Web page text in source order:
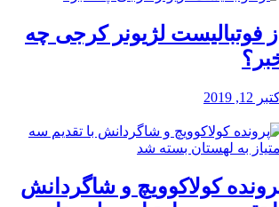
از فوتبالیست لژیونر کرجی چه
12, 2019
کولاکوویچ و شاگردانش